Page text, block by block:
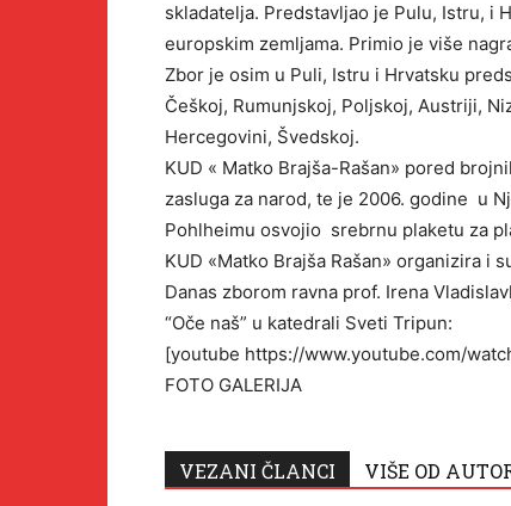
skladatelja. Predstavljao je Pulu, Istru, i
europskim zemljama. Primio je više
Zbor je osim u Puli, Istru i Hrvatsku
Češkoj, Rumunjskoj, Poljskoj, Austriji,
Hercegovini, Švedskoj.
KUD « Matko Brajša-Rašan» pored
zasluga za narod, te je 2006. godine u
Pohlheimu osvojio srebrnu plaketu za
KUD «Matko Brajša Rašan» organizira i
Danas zborom ravna prof. Irena
“Oče naš” u katedrali Sveti Tripun:
[youtube https://www.youtube.com/
FOTO GALERIJA
VEZANI ČLANCI VIŠE OD